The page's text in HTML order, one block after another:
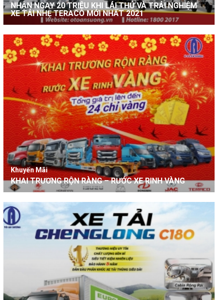
NHẬN NGAY 20 TRIỆU KHI LÁI THỬ VÀ TRẢI NGHIỆM
XE TẢI NHẸ TERACO MỚI NHẤT 2021
Khuyến Mãi
KHAI TRƯƠNG RỘN RÀNG – RƯỚC XE RINH VÀNG